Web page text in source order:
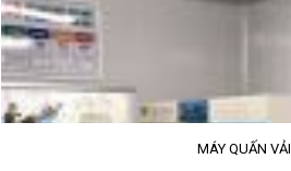
MÁY QUẤN VẢI